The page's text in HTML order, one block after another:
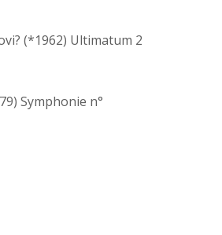
(*1962) Ultimatum 2
Symphonie n°